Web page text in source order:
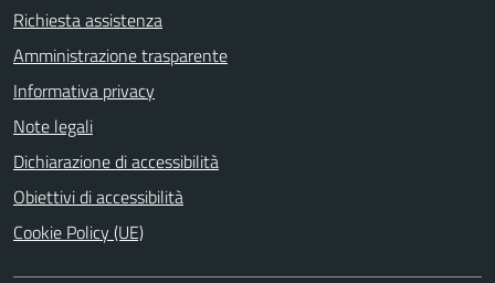
Richiesta assistenza
Amministrazione trasparente
Informativa privacy
Note legali
Dichiarazione di accessibilità
Obiettivi di accessibilità
Cookie Policy (UE)